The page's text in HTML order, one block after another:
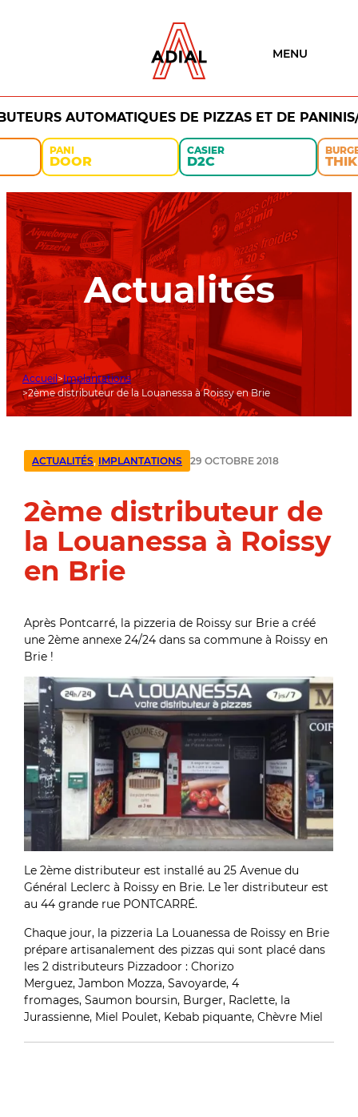
MENU
AUTOMATIQUES DE PIZZAS ET DE
PANI
DOOR
CASIER
D2C THIK
Actualités
Accueil
Implantations
2ème distributeur de la Louanessa à Roissy en Brie
ACTUALITÉS, IMPLANTATIONS 29 OCTOBRE 2018
2ème distributeur de
la Louanessa à Roissy
en Brie
Après Pontcarré, la pizzeria de Roissy sur Brie a créé
une 2ème annexe 24/24 dans sa commune à Roissy en
Brie !
Le 2ème distributeur est installé au 25 Avenue du
Général Leclerc à Roissy en Brie. Le 1er distributeur est
au 44 grande rue PONTCARRÉ.
Chaque jour, la pizzeria La Louanessa de Roissy en Brie
prépare artisanalement des pizzas qui sont placé dans
les 2 distributeurs Pizzadoor : Chorizo
Merguez, Jambon Mozza, Savoyarde, 4
fromages, Saumon boursin, Burger, Raclette, la
Jurassienne, Miel Poulet, Kebab piquante, Chèvre Miel